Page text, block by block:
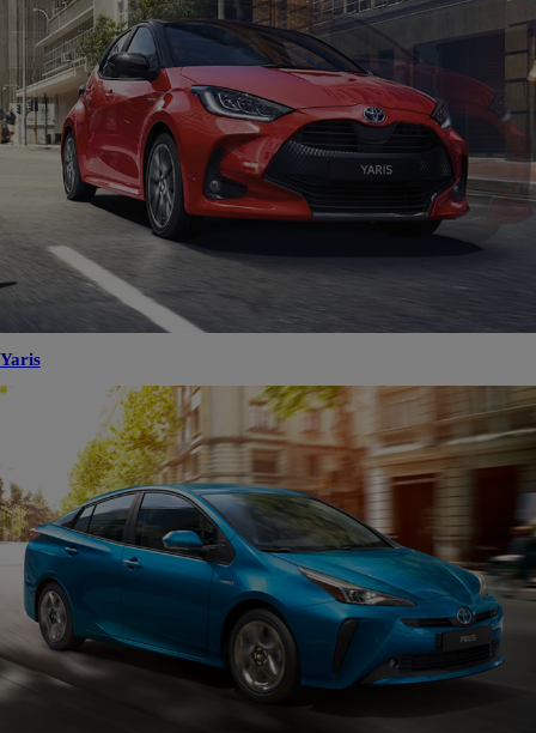
Yaris